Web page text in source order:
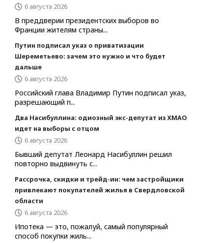
6 августа 2026
В преддверии президентских выборов во
Франции жителям страны...
Путин подписал указ о приватизации
Шереметьево: зачем это нужно и что будет
дальше
6 августа 2026
Российский глава Владимир Путин подписал указ,
разрешающий п...
Два Насибуллина: одиозный экс-депутат из ХМАО
идет на выборы с отцом
6 августа 2026
Бывший депутат Леонард Насибуллин решил
повторно выдвинуть с...
Рассрочка, скидки и трейд-ин: чем застройщики
привлекают покупателей жилья в Свердловской
области
6 августа 2026
Ипотека — это, пожалуй, самый популярный
способ покупки жиль...